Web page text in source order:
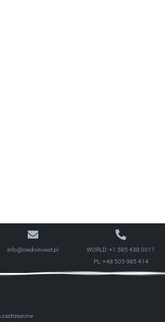
info@credoinvest.pl WORLD:+1 585 438 0011
PL:+48 505 985 414
zastrzeżone